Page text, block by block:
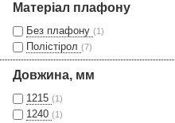
Матеріал плафону
Без плафону (1)
Полістірол (7)
Довжина, мм
1215 (1)
1240 (1)